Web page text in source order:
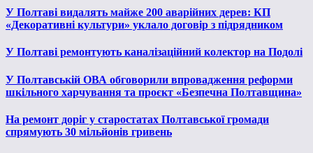
У Полтаві видалять майже 200 аварійних дерев: КП
«Декоративні культури» уклало договір з підрядником
У Полтаві ремонтують каналізаційний колектор на Подолі
У Полтавській ОВА обговорили впровадження реформи
шкільного харчування та проєкт «Безпечна Полтавщина»
На ремонт доріг у старостатах Полтавської громади
спрямують 30 мільйонів гривень